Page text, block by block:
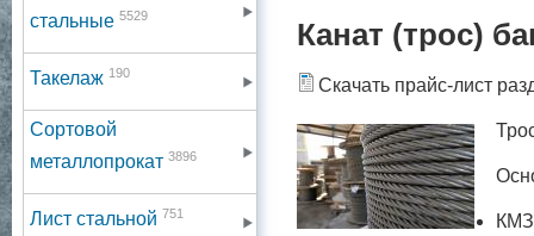
стальные 5529
Такелаж 190
Сортовой
металлопрокат 3896
Лист стальной 751
Канат (трос)
Скачать прайс-лист